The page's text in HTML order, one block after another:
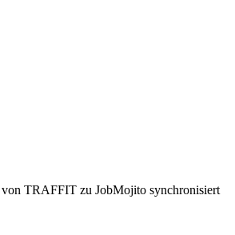
TRAFFIT zu JobMojito synchronisiert